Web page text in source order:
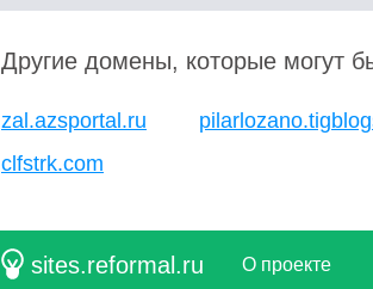
Другие домены, которые могут
zal.azsportal.ru
clfstrk.com
sites.reformal.ru О проекте